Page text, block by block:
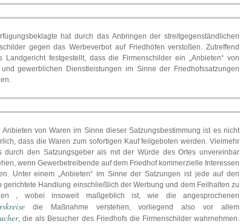
hat durch das Anbringen der streitgegenständlichen
gegen das Werbeverbot auf Friedhöfen verstoßen. Zutreffend
Landgericht festgestellt, dass die Firmenschilder ein „Anbieten“ von
gewerblichen Dienstleistungen im Sinne der Friedhofssatzungen
Anbieten von Waren im Sinne dieser Satzungsbestimmung ist es nicht
dass die Waren zum sofortigen Kauf feilgeboten werden. Vielmehr
durch den Satzungsgeber als mit der Würde des Ortes unvereinbar
wenn Gewerbetreibende auf dem Friedhof kommerzielle Interessen
Unter einem „Anbieten“ im Sinne der Satzungen ist jede auf den
gerichtete Handlung einschließlich der Werbung und dem Feilhalten zu
, wobei insoweit maßgeblich ist, wie die angesprochenen
die Maßnahme verstehen, vorliegend also vor allem
, die als Besucher des Friedhofs die Firmenschilder wahrnehmen.